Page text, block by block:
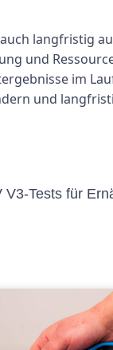
langfristig
und
im
und